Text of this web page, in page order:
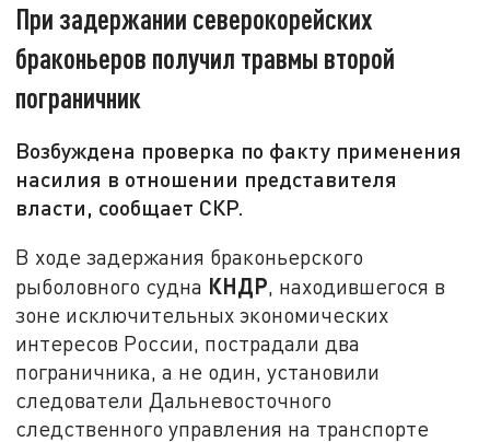
При задержании северокорейских
браконьеров получил травмы второй
пограничник
Возбуждена проверка по факту применения
насилия в отношении представителя
власти, сообщает СКР.
В ходе задержания браконьерского
рыболовного судна КНДР, находившегося в
зоне исключительных экономических
интересов России, пострадали два
пограничника, а не один, установили
следователи Дальневосточного
следственного управления на транспорте